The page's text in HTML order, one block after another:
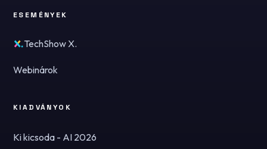
ESEMÉNYEK
TechShow X.
Webinárok
KIADVÁNYOK
Ki kicsoda - AI 2026